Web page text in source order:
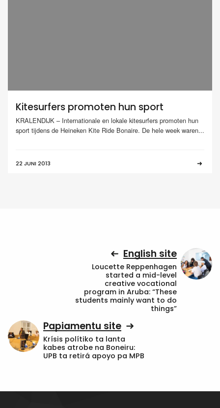
Kitesurfers promoten hun sport
KRALENDIJK – Internationale en lokale kitesurfers promoten hun
sport tijdens de Heineken Kite Ride Bonaire. De hele week waren...
22 JUNI 2013
English site
Loucette Reppenhagen
started a mid-level
creative vocational
program in Aruba: “These
students mainly want to do
things”
Papiamentu site
Krísis polítiko ta lanta
kabes atrobe na Boneiru:
UPB ta retirá apoyo pa MPB